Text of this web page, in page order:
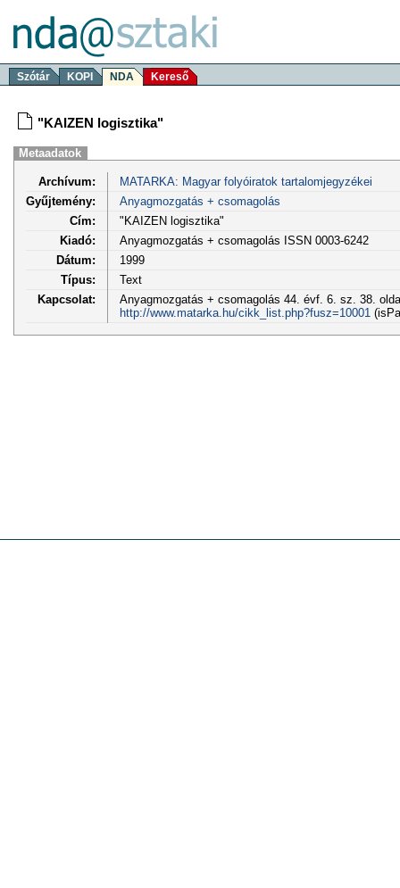
Szótár KOPI NDA Kereső
"KAIZEN logisztika"
Metaadatok
Archívum:
MATARKA: Magyar folyóiratok tartalomjegyzékei
Gyűjtemény:
Anyagmozgatás + csomagolás
Cím:
"KAIZEN logisztika"
Kiadó:
Anyagmozgatás + csomagolás ISSN 0003-6242
Dátum:
1999
Típus:
Text
Kapcsolat:
Anyagmozgatás + csomagolás 44. évf. 6. sz. 38.
http://www.matarka.hu/cikk_list.php?fusz=10001